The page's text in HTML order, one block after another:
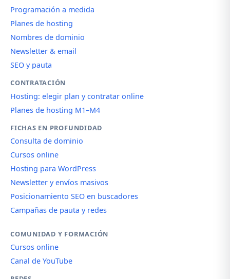
Programación a medida
Planes de hosting
Nombres de dominio
Newsletter & email
SEO y pauta
CONTRATACIÓN
Hosting: elegir plan y contratar online
Planes de hosting M1–M4
FICHAS EN PROFUNDIDAD
Consulta de dominio
Cursos online
Hosting para WordPress
Newsletter y envíos masivos
Posicionamiento SEO en buscadores
Campañas de pauta y redes
COMUNIDAD Y FORMACIÓN
Cursos online
Canal de YouTube